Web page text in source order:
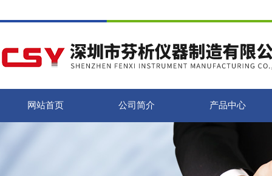
网站首页 公司简介 产品中心